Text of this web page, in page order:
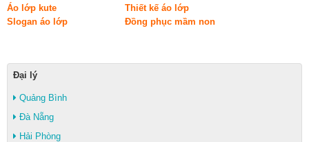
Áo lớp kute
Slogan áo lớp
Thiết kế áo lớp
Đồng phục mầm non
Đại lý
Quảng Bình
Đà Nẵng
Hải Phòng